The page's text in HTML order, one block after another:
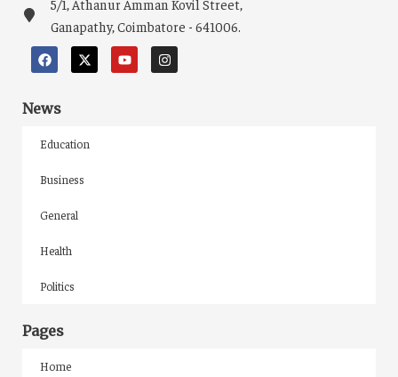
5/1, Athanur Amman Kovil Street,
Ganapathy, Coimbatore - 641006.
News
Education
Business
General
Health
Politics
Pages
Home